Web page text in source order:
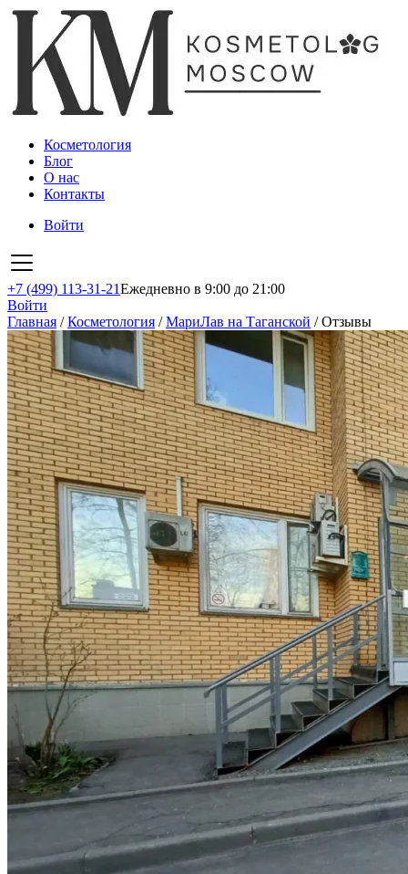
Косметология
Блог
О нас
Контакты
Войти
+7 (499) 113-31-21Ежедневно в 9:00 до 21:00
Войти
Главная /Косметология /МариЛав на Таганской /Отзывы